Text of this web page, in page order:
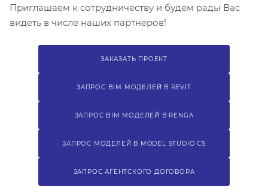
Приглашаем к сотрудничеству и будем рады Вас
видеть в числе наших партнеров!
ЗАКАЗАТЬ ПРОЕКТ
ЗАПРОС BIM МОДЕЛЕЙ В REVIT
ЗАПРОС BIM МОДЕЛЕЙ В RENGA
ЗАПРОС МОДЕЛЕЙ В MODEL STUDIO CS
ЗАПРОС АГЕНТСКОГО ДОГОВОРА